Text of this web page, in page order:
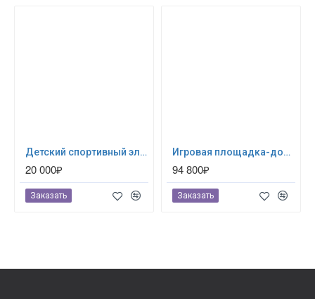
Детский спортивный элемент Гим. стенка Успех
20 000₽
Заказать
Игровая площадка-домик для дачи - Автофунтик
94 800₽
Заказать